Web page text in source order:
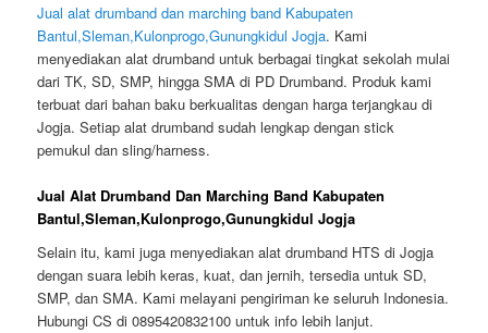
Jual alat drumband dan marching band Kabupaten
Bantul,Sleman,Kulonprogo,Gunungkidul Jogja. Kami
menyediakan alat drumband untuk berbagai tingkat sekolah mulai
dari TK, SD, SMP, hingga SMA di PD Drumband. Produk kami
terbuat dari bahan baku berkualitas dengan harga terjangkau di
Jogja. Setiap alat drumband sudah lengkap dengan stick
pemukul dan sling/harness.
Jual Alat Drumband Dan Marching Band Kabupaten
Bantul,Sleman,Kulonprogo,Gunungkidul Jogja
Selain itu, kami juga menyediakan alat drumband HTS di Jogja
dengan suara lebih keras, kuat, dan jernih, tersedia untuk SD,
SMP, dan SMA. Kami melayani pengiriman ke seluruh Indonesia.
Hubungi CS di 0895420832100 untuk info lebih lanjut.